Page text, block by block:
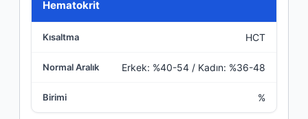
Hematokrit
HCT
Erkek: %40-54 / Kadın: %36-48
%